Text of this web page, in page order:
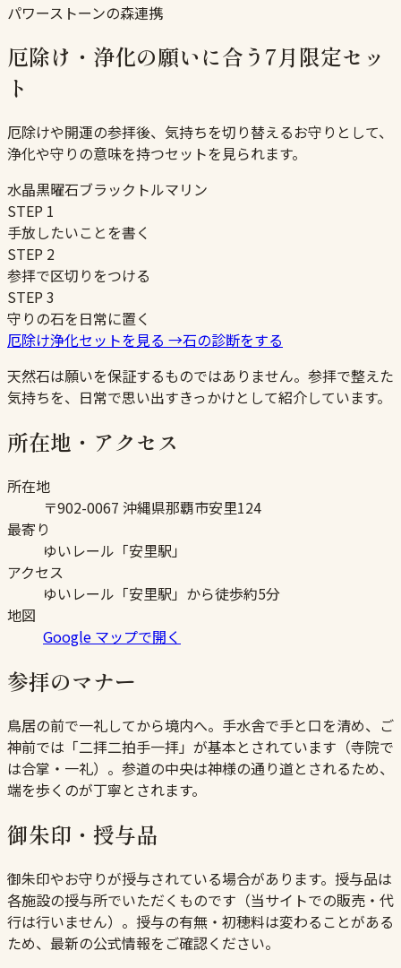
パワーストーンの森連携
厄除け・浄化の願いに合う7月限定セッ
ト
厄除けや開運の参拝後、気持ちを切り替えるお守りとして、
浄化や守りの意味を持つセットを見られます。
水晶黒曜石ブラックトルマリン
STEP 1
手放したいことを書く
STEP 2
参拝で区切りをつける
STEP3
守りの石を日常に置く
厄除け浄化セットを見る →石の診断をする
天然石は願いを保証するものではありません。参拝で整えた
気持ちを、日常で思い出すきっかけとして紹介しています。
所在地・アクセス
所在地
〒902-0067 沖縄県那覇市安里124
最寄り
ゆいレール「安里駅」
アクセス
ゆいレール「安里駅」から徒歩約5分
地図
Google マップで開く
参拝のマナー
鳥居の前で一礼してから境内へ。手水舎で手と口を清め、ご
神前では「二拝二拍手一拝」が基本とされています（寺院で
は合掌・一礼）。参道の中央は神様の通り道とされるため、
端を歩くのが丁寧とされます。
御朱印・授与品
御朱印やお守りが授与されている場合があります。授与品は
各施設の授与所でいただくものです（当サイトでの販売・代
行は行いません）。授与の有無・初穂料は変わることがある
ため、最新の公式情報をご確認ください。